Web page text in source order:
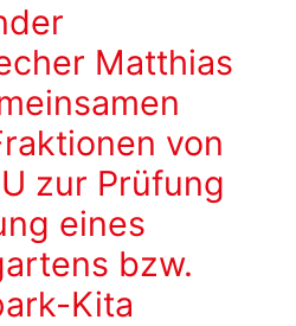
Matthias
von
zur Prüfung
eines
bzw.
Kita